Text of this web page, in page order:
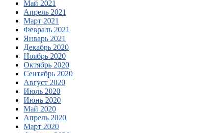
Май 2021
Апрель 2021
Март 2021
Февраль 2021
Январь 2021
Декабрь 2020
Ноябрь 2020
Октябрь 2020
Сентябрь 2020
Август 2020
Июль 2020
Июнь 2020
Май 2020
Апрель 2020
Март 2020